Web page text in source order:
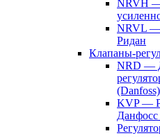
NRVH —
NRVL —
Ридан
Клапаны-
NRD —
(Danfoss)
KVP —
Данфосс